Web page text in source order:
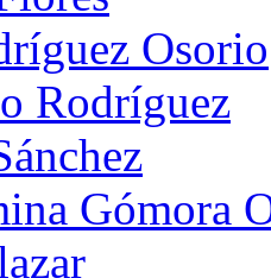
Osorio
Rodríguez
Gómora